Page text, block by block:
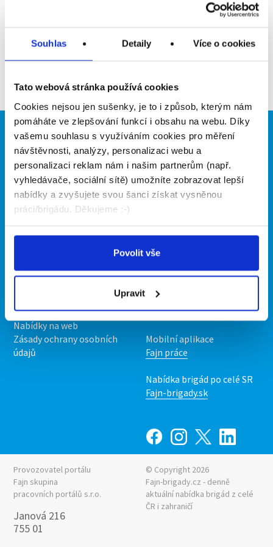
Souhlas Detaily Více o cookies
Tato webová stránka používá cookies
Cookies nejsou jen sušenky, je to i způsob, kterým nám
pomáháte ve zlepšování funkcí i obsahu na webu. Díky
vašemu souhlasu s využíváním cookies pro měření
návštěvnosti, analýzy, personalizaci webu a
personalizaci reklam nám i našim partnerům (např.
vyhledávače, sociální sítě) umožníte zobrazovat lepší
nabídky a zvyšujete svou šanci získat vysněnou
práci/brigádu. Děkujeme :-)
Povolit vše
Upravit
Brigádníci
Články
Hledané brigády
Firmy
Vložit inzerát
Ceník
Propagace
O portálu
O nás
Upravit předvolby cookies
Statistiky pro média
Nabídky na web
Zásady ochrany osobních
údajů
Naše další projekty
Mobilní aplikace
Fajn brigády
Nabídka práce z celé ČR
INwork.cz
Mobilní aplikace
Fajn práce
Nabídka brigád po celé SR
Fajn-brigady.sk
Provozovatel portálu
Fajn skupina
pracovních portálů s.r.o.
Janová 216
755 01
© Copyright 2026
Fajn-brigady.cz - denně
aktuální nabídka brigád z celé
ČR i zahraničí